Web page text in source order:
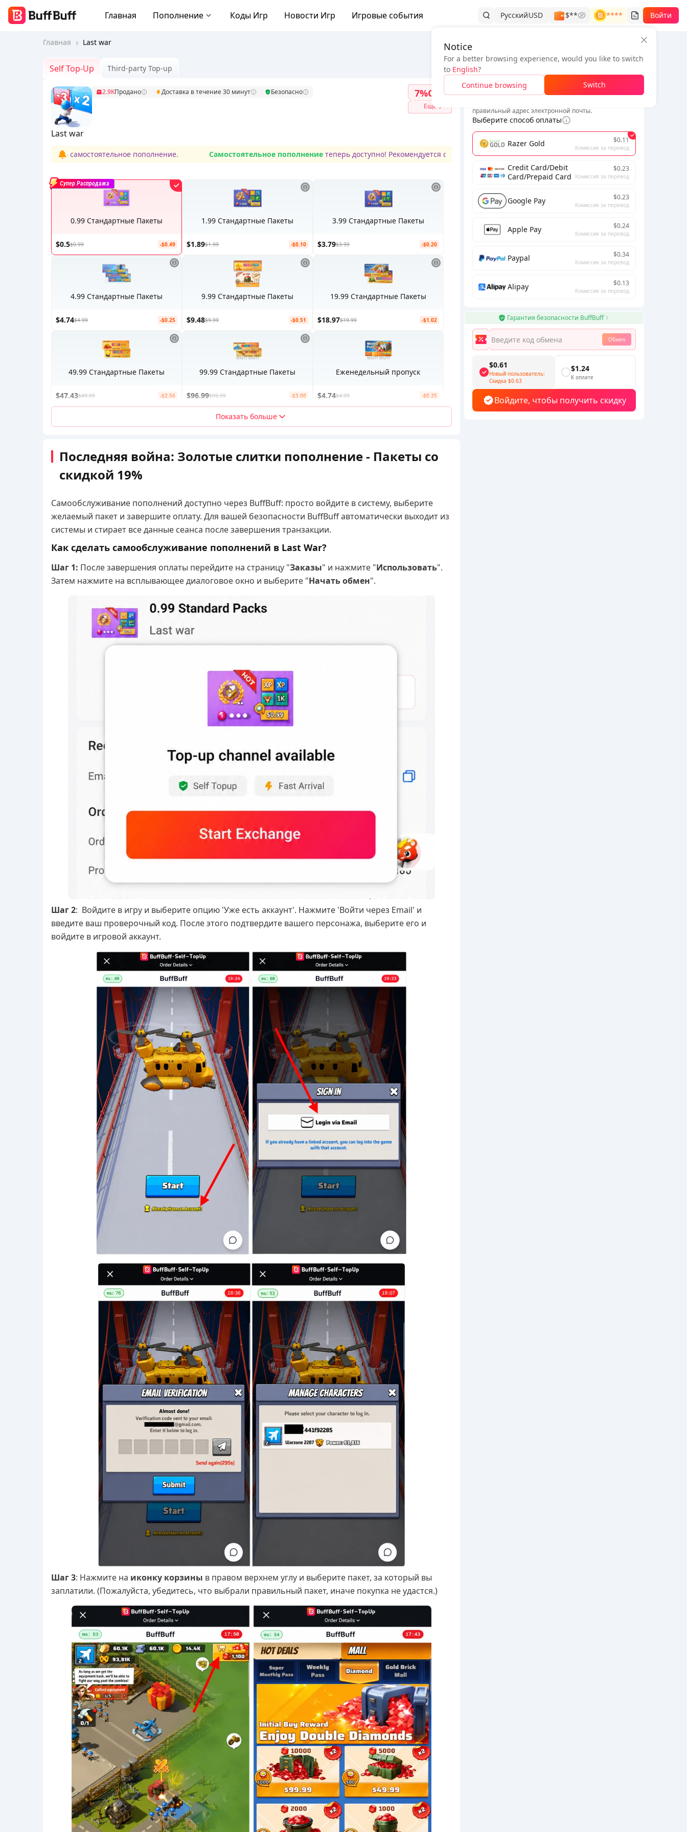
Главная Пополнение Коды Игр Новости Игр Игровые события РусскийUSD $** **** Войти
Главная Last war
Информация о заказе
*
правильный адрес электронной почты.
Выберите способ оплаты
Razer Gold $0.11
Комиссия за перевод
Credit Card/Debit
Card/Prepaid Card
$0.23
Комиссия за перевод
Google Pay $0.23
Комиссия за перевод
Apple Pay $0.24
Комиссия за перевод
Paypal $0.34
Комиссия за перевод
Alipay $0.13
Комиссия за перевод
Гарантия безопасности BuffBuff
Обмен
$0.61
Новый пользователь:
Скидка $0.63
$1.24
К оплате
Войдите, чтобы получить скидку
Self Top-Up Third-party Top-up
Last war
2.9KПродано Доставка в течение 30 минут Безопасно 7%OFF
Ещё
самостоятельное пополнение. Самостоятельное пополнение теперь доступно! Рекомендуется сначала использовать самостоятельное пополнение.
0.99 Стандартные Пакеты
$0.5$0.99 -$0.49
Супер Распродажа
1.99 Стандартные Пакеты
$1.89$1.99 -$0.10
3.99 Стандартные Пакеты
$3.79$3.99 -$0.20
4.99 Стандартные Пакеты
$4.74$4.99 -$0.25
9.99 Стандартные Пакеты
$9.48$9.99 -$0.51
19.99 Стандартные Пакеты
$18.97$19.99 -$1.02
49.99 Стандартные Пакеты
$47.43$49.99 -$2.56
99.99 Стандартные Пакеты
$96.99$99.99 -$3.00
Еженедельный пропуск
$4.74$4.99 -$0.25
Показать больше
Последняя война: Золотые слитки пополнение - Пакеты со
скидкой 19%
Самообслуживание пополнений доступно через BuffBuff: просто войдите в систему, выберите
желаемый пакет и завершите оплату. Для вашей безопасности BuffBuff автоматически выходит из
системы и стирает все данные сеанса после завершения транзакции.
Как сделать самообслуживание пополнений в Last War?
Шаг 1: После завершения оплаты перейдите на страницу "Заказы" и нажмите "Использовать".
Затем нажмите на всплывающее диалоговое окно и выберите "Начать обмен".
Шаг 2: Войдите в игру и выберите опцию 'Уже есть аккаунт'. Нажмите 'Войти через Email' и
введите ваш проверочный код. После этого подтвердите вашего персонажа, выберите его и
войдите в игровой аккаунт.
Шаг 3: Нажмите на иконку корзины в правом верхнем углу и выберите пакет, за который вы
заплатили. (Пожалуйста, убедитесь, что выбрали правильный пакет, иначе покупка не удастся.)
Notice
For a better browsing experience, would you like to switch
to English?
Continue browsing
Switch